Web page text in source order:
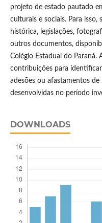
projeto de estado pautado
culturais e sociais. Para
histórica, legislações,
outros documentos,
Colégio Estadual do Paraná.
contribuições para
adesões ou afastamentos
desenvolvidas no período
DOWNLOADS